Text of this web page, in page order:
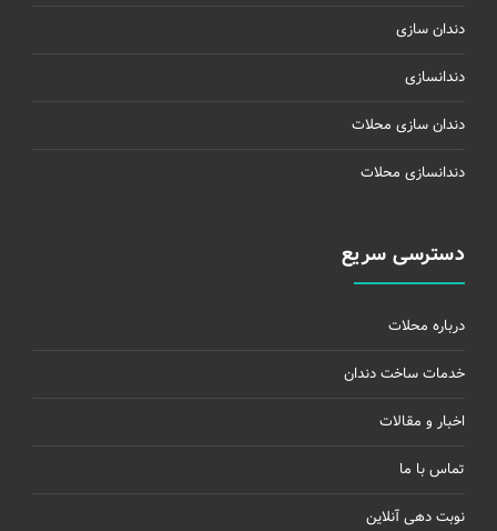
دندان سازی
دندانسازی
دندان سازی محلات
دندانسازی محلات
دسترسی سریع
درباره محلات
خدمات ساخت دندان
اخبار و مقالات
تماس با ما
نوبت دهی آنلاین